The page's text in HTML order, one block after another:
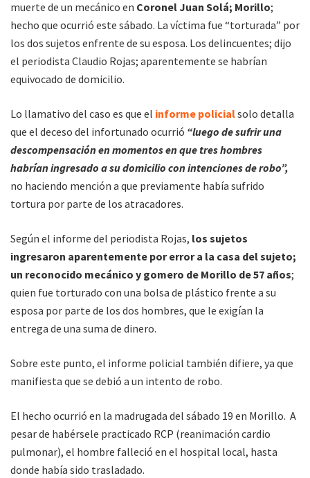
muerte de un mecánico en Coronel Juan Solá; Morillo;
hecho que ocurrió este sábado. La víctima fue “torturada” por
los dos sujetos enfrente de su esposa. Los delincuentes; dijo
el periodista Claudio Rojas; aparentemente se habrían
equivocado de domicilio.
Lo llamativo del caso es que el informe policialsolo detalla
que el deceso del infortunado ocurrió “luego de sufrir una
descompensación en momentos en que tres hombres
habrían ingresado a su domicilio con intenciones de robo”,
no haciendo mención a que previamente había sufrido
tortura por parte de los atracadores.
Según el informe del periodista Rojas, los sujetos
ingresaron aparentemente por error a la casa del sujeto;
un reconocido mecánico y gomero de Morillo de 57 años;
quien fue torturado con una bolsa de plástico frente a su
esposa por parte de los dos hombres, que le exigían la
entrega de una suma de dinero.
Sobre este punto, el informe policial también difiere, ya que
manifiesta que se debió a un intento de robo.
El hecho ocurrió en la madrugada del sábado 19 en Morillo. A
pesar de habérsele practicado RCP (reanimación cardio
pulmonar), el hombre falleció en el hospital local, hasta
donde había sido trasladado.